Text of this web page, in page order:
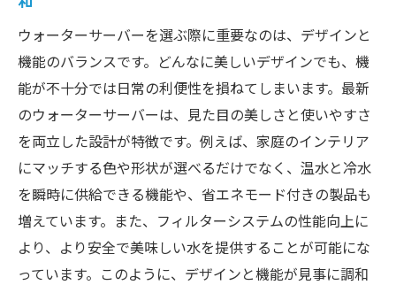
ウォーターサーバーを選ぶ際に重要なのは、デザインと
機能のバランスです。どんなに美しいデザインでも、機
能が不十分では日常の利便性を損ねてしまいます。最新
のウォーターサーバーは、見た目の美しさと使いやすさ
を両立した設計が特徴です。例えば、家庭のインテリア
にマッチする色や形状が選べるだけでなく、温水と冷水
を瞬時に供給できる機能や、省エネモード付きの製品も
増えています。また、フィルターシステムの性能向上に
より、より安全で美味しい水を提供することが可能にな
っています。このように、デザインと機能が見事に調和